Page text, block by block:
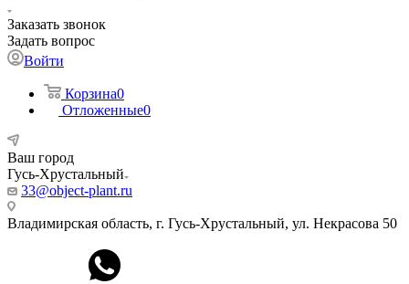
Заказать звонок
Задать вопрос
Войти
Корзина0
Отложенные0
Ваш город
Гусь-Хрустальный
33@object-plant.ru
Владимирская область, г. Гусь-Хрустальный, ул. Некрасова 50